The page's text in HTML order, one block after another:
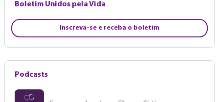
Boletim Unidos pela Vida
Inscreva-se e receba o boletim
Podcasts